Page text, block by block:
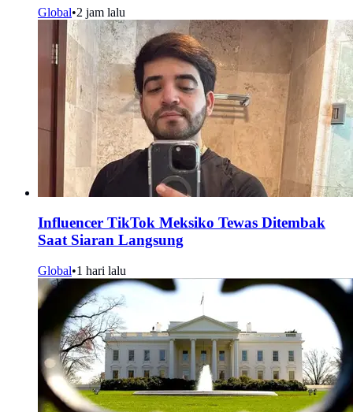
Global•2 jam lalu
Influencer TikTok Meksiko Tewas Ditembak
Saat Siaran Langsung
Global•1 hari lalu